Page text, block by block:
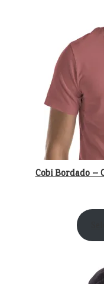
Cobi Bordado –